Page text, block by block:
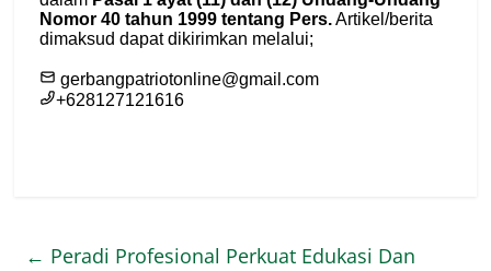
← Peradi Profesional Perkuat Edukasi Dan